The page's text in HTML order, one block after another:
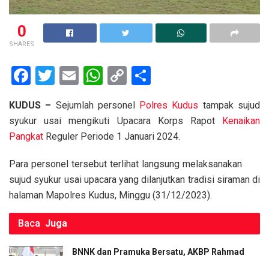
0
SHARES
F
ce
b
o
k
T
tt
er
E
ail
W
at
s
p
p
C
py
Li
k
ar
e
KUDUS – Sejumlah personel Polres Kudus tampak sujud
syukur usai mengikuti Upacara Korps Rapot
Kenaikan
Pangkat Reguler Periode 1 Januari 2024.
Para personel tersebut terlihat langsung melaksanakan
sujud syukur usai upacara yang dilanjutkan tradisi siraman di
halaman Mapolres Kudus, Minggu (31/12/2023).
Baca Juga
BNNK dan Pramuka Bersatu, AKBP Rahmad